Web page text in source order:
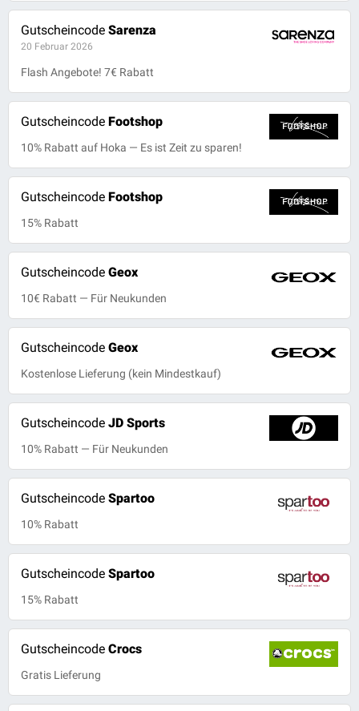
Gutscheincode Sarenza
20 Februar 2026
Flash Angebote! 7€ Rabatt
Gutscheincode Footshop
10% Rabatt auf Hoka — Es ist Zeit zu sparen!
Gutscheincode Footshop
15% Rabatt
Gutscheincode Geox
10€ Rabatt — Für Neukunden
Gutscheincode Geox
Kostenlose Lieferung (kein Mindestkauf)
Gutscheincode JD Sports
10% Rabatt — Für Neukunden
Gutscheincode Spartoo
10% Rabatt
Gutscheincode Spartoo
15% Rabatt
Gutscheincode Crocs
Gratis Lieferung